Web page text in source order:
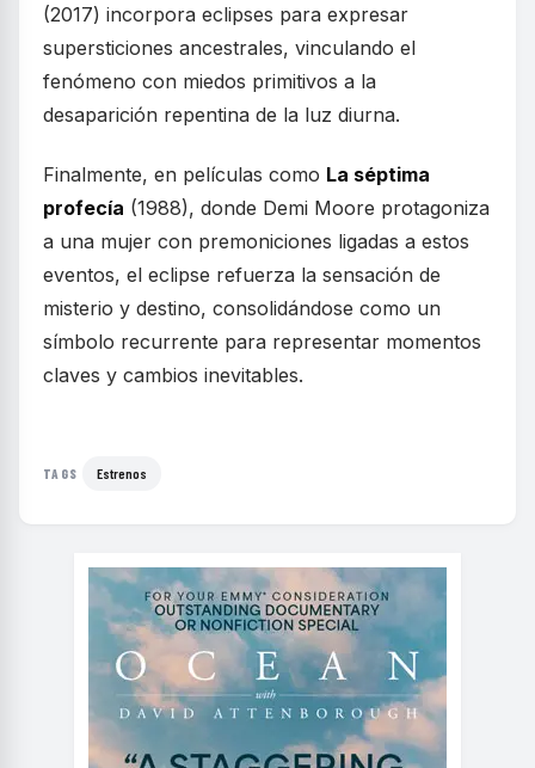
(2017) incorpora eclipses para expresar
supersticiones ancestrales, vinculando el
fenómeno con miedos primitivos a la
desaparición repentina de la luz diurna.
Finalmente, en películas como La séptima
profecía (1988), donde Demi Moore protagoniza
a una mujer con premoniciones ligadas a estos
eventos, el eclipse refuerza la sensación de
misterio y destino, consolidándose como un
símbolo recurrente para representar momentos
claves y cambios inevitables.
TAGS Estrenos